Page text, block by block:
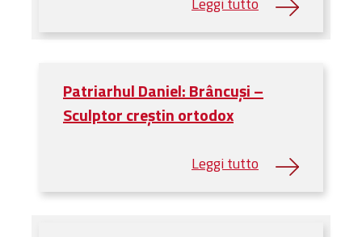
Patriarhul Daniel: Brâncuși –
Sculptor creștin ortodox